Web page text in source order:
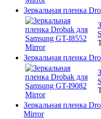
Зеркальная пленка
Зеркальная пленка
Зеркальная пленка
Mirror